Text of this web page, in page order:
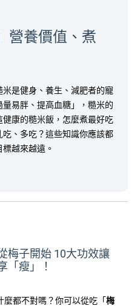
營養價值、煮
是健身、養生、減肥者的寵
易胖、提高血糖」，糙米的
康的糙米飯，怎麼煮最好吃
吃、多吃？這些知識你應該都
越來越遠。
梅子開始 10大功效讓
「瘦」！
麼都不對嗎？你可以從吃「梅